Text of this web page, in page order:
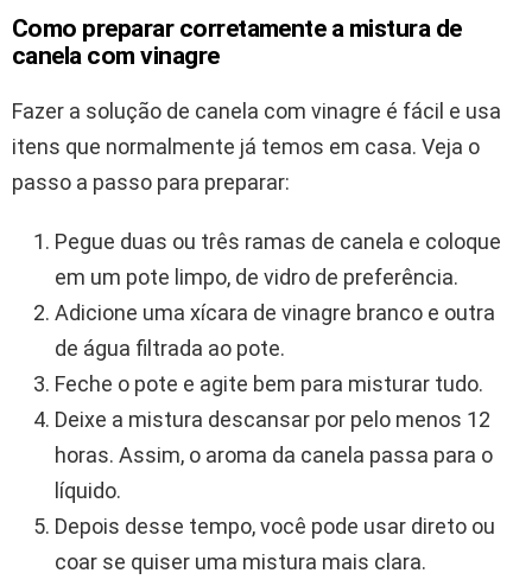
Como preparar corretamente a mistura de
canela com vinagre
Fazer a solução de canela com vinagre é fácil e usa
itens que normalmente já temos em casa. Veja o
passo a passo para preparar:
Pegue duas ou três ramas de canela e coloque
em um pote limpo, de vidro de preferência.
Adicione uma xícara de vinagre branco e outra
de água filtrada ao pote.
Feche o pote e agite bem para misturar tudo.
Deixe a mistura descansar por pelo menos 12
horas. Assim, o aroma da canela passa para o
líquido.
Depois desse tempo, você pode usar direto ou
coar se quiser uma mistura mais clara.